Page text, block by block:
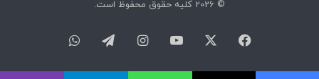
© 2026 کلیه حقوق محفوظ است.
فیسبوک ایکس یوتیوب اینستاگرامتلگرام
آپ